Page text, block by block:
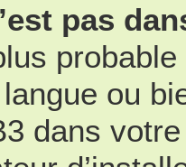
pas
probable
ou
dans